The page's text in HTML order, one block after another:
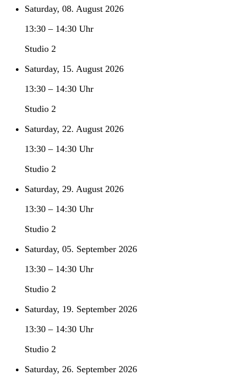
Saturday, 08. August 2026
13:30 – 14:30 Uhr
Studio 2
Saturday, 15. August 2026
13:30 – 14:30 Uhr
Studio 2
Saturday, 22. August 2026
13:30 – 14:30 Uhr
Studio 2
Saturday, 29. August 2026
13:30 – 14:30 Uhr
Studio 2
Saturday, 05. September 2026
13:30 – 14:30 Uhr
Studio 2
Saturday, 19. September 2026
13:30 – 14:30 Uhr
Studio 2
Saturday, 26. September 2026